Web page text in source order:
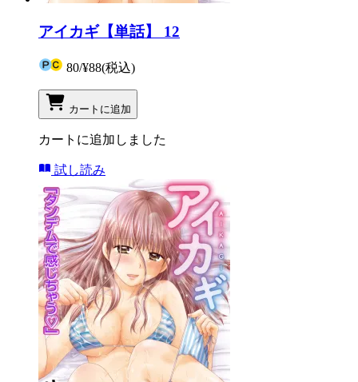
アイカギ【単話】 12
80/¥88(税込)
カートに追加
カートに追加しました
試し読み